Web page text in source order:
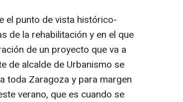
el punto de vista histórico-
de la rehabilitación y en el que
de un proyecto que va a
de alcalde de Urbanismo se
toda Zaragoza y para margen
verano, que es cuando se